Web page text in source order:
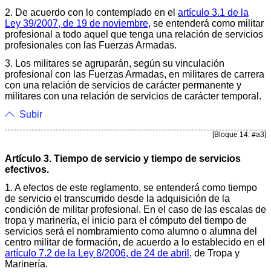
2. De acuerdo con lo contemplado en el artículo 3.1 de la
Ley 39/2007, de 19 de noviembre, se entenderá como militar
profesional a todo aquel que tenga una relación de servicios
profesionales con las Fuerzas Armadas.
3. Los militares se agruparán, según su vinculación
profesional con las Fuerzas Armadas, en militares de carrera
con una relación de servicios de carácter permanente y
militares con una relación de servicios de carácter temporal.
Subir
[Bloque 14: #a3]
Artículo 3. Tiempo de servicio y tiempo de servicios
efectivos.
1. A efectos de este reglamento, se entenderá como tiempo
de servicio el transcurrido desde la adquisición de la
condición de militar profesional. En el caso de las escalas de
tropa y marinería, el inicio para el cómputo del tiempo de
servicios será el nombramiento como alumno o alumna del
centro militar de formación, de acuerdo a lo establecido en el
artículo 7.2 de la Ley 8/2006, de 24 de abril , de Tropa y
Marinería.